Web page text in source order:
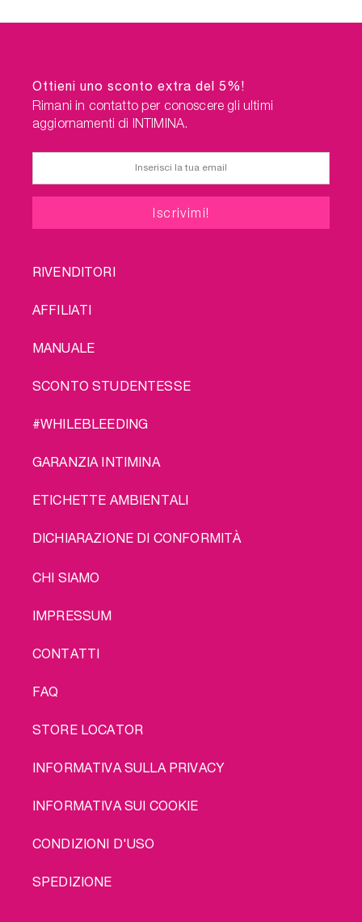
Ottieni uno sconto extra del 5%!
Rimani in contatto per conoscere gli ultimi
aggiornamenti di INTIMINA.
FOOTER
RIVENDITORI
AFFILIATI
MANUALE
SCONTO STUDENTESSE
#WHILEBLEEDING
GARANZIA INTIMINA
ETICHETTE AMBIENTALI
DICHIARAZIONE DI CONFORMITÀ
LEGAL
CHI SIAMO
IMPRESSUM
CONTATTI
FAQ
STORE LOCATOR
INFORMATIVA SULLA PRIVACY
INFORMATIVA SUI COOKIE
CONDIZIONI D'USO
SPEDIZIONE